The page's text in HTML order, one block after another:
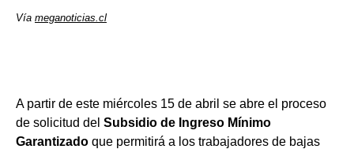
Vía meganoticias.cl
A partir de este miércoles 15 de abril se abre el proceso
de solicitud del Subsidio de Ingreso Mínimo
Garantizado que permitirá a los trabajadores de bajas